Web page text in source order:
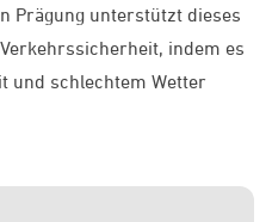
Prägung unterstützt dieses
indem es
und schlechtem Wetter